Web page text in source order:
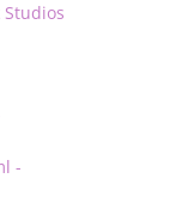
Studios